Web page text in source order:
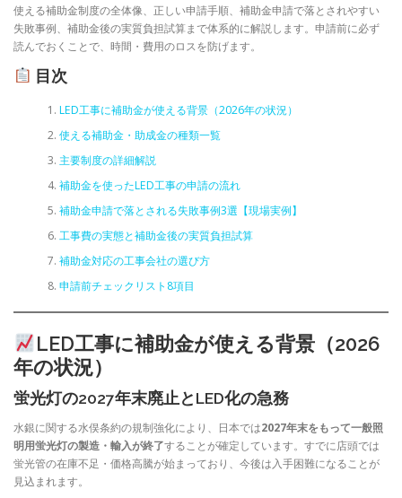
使える補助金制度の全体像、正しい申請手順、補助金申請で落とされやすい
失敗事例、補助金後の実質負担試算まで体系的に解説します。申請前に必ず
読んでおくことで、時間・費用のロスを防げます。
目次
LED工事に補助金が使える背景（2026年の状況）
使える補助金・助成金の種類一覧
主要制度の詳細解説
補助金を使ったLED工事の申請の流れ
補助金申請で落とされる失敗事例3選【現場実例】
工事費の実態と補助金後の実質負担試算
補助金対応の工事会社の選び方
申請前チェックリスト8項目
LED工事に補助金が使える背景（2026
年の状況）
蛍光灯の2027年末廃止とLED化の急務
水銀に関する水俣条約の規制強化により、日本では2027年末をもって一般照
明用蛍光灯の製造・輸入が終了することが確定しています。すでに店頭では
蛍光管の在庫不足・価格高騰が始まっており、今後は入手困難になることが
見込まれます。